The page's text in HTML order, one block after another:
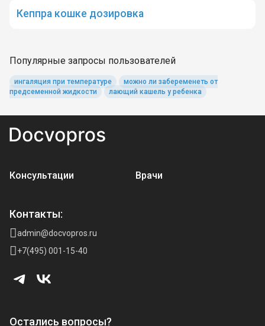
Кеппра кошке дозировка
Популярные запросы пользователей
ингаляция при температуре
можно ли забеременеть от
предсеменной жидкости
лающий кашель у ребенка
Консультации Врачи
Контакты:
admin@docvopros.ru
+7(495) 001-15-40
Остались вопросы?